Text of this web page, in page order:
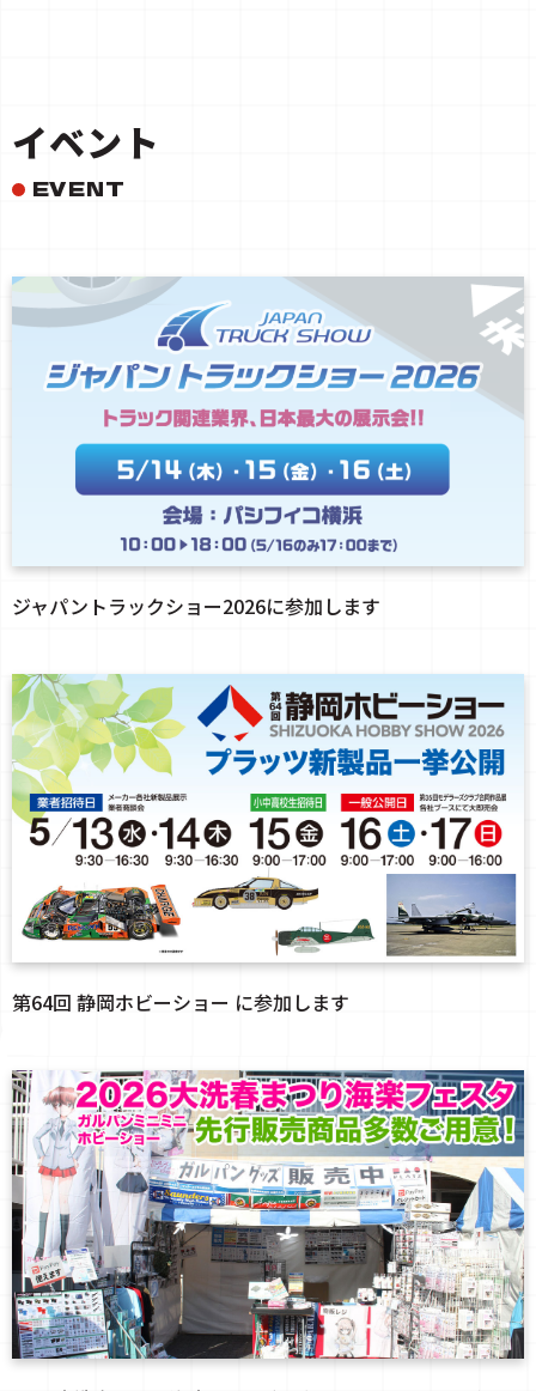
イベント
EVENT
ジャパントラックショー2026に参加します
第64回 静岡ホビーショー に参加します